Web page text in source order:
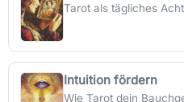
Tarot als tägliches
Intuition fördern
Wie Tarot dein